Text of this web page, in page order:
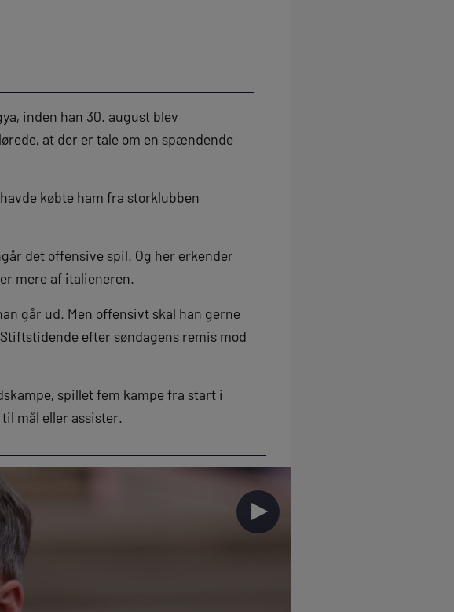
inden han 30. august blev
at der er tale om en spændende
købte ham fra storklubben
det offensive spil. Og her erkender
mere af italieneren.
går ud. Men offensivt skal han gerne
efter søndagens remis mod
spillet fem kampe fra start i
mål eller assister.
►